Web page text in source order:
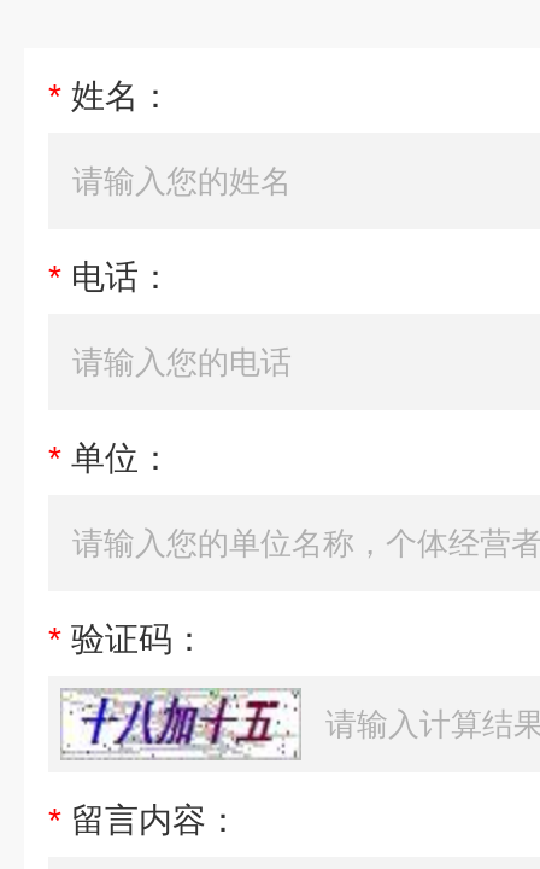
* 姓名：
* 电话：
* 单位：
* 验证码：
* 留言内容：